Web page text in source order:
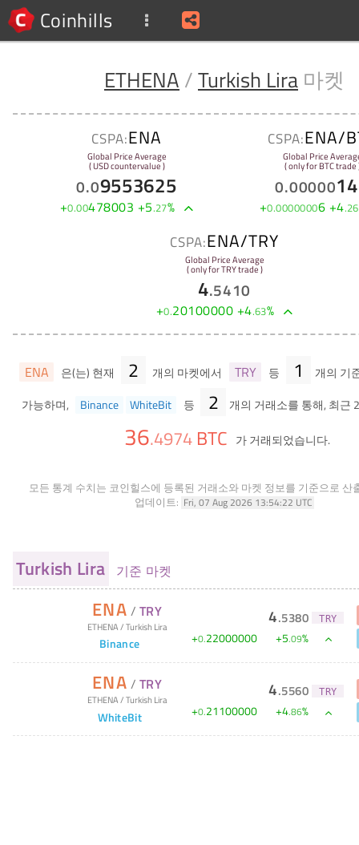
Coinhills
ETHENA /Turkish Lira 마켓
CSPA:ENA
Global Price Average
( USD countervalue )
0.09553625
+0.00478003 +5.27%
CSPA:ENA/
Global Price
( only for BTC trade
0.00000
+0.00000006 +4.26
CSPA:ENA/TRY
Global Price Average
( only for TRY trade )
4.5410
+0.20100000 +4.63%
ENA 은(는) 현재 2 개의 마켓에서 TRY 등 1
개의 기
가능하며,
Binance WhiteBit 등 2 개의 거래소를 통해, 최근
36.4974 BTC 가 거래되었습니다.
모든 통계 수치는 코인힐스에 등록된 거래소와 마켓 정보를 기준으로 산
업데이트: Fri, 07 Aug 2026 13:54:22 UTC
Turkish Lira 기준 마켓
ENA / TRY
ETHENA/Turkish Lira
Binance
4.5380 TRY
+0.22000000 +5.09%
ENA / TRY
ETHENA/Turkish Lira
WhiteBit
4.5560 TRY
+0.21100000 +4.86%